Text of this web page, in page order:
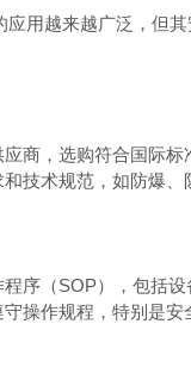
越来越广泛，但其
，选购符合国际标
术规范，如防爆、
（SOP），包括设
操作规程，特别是安